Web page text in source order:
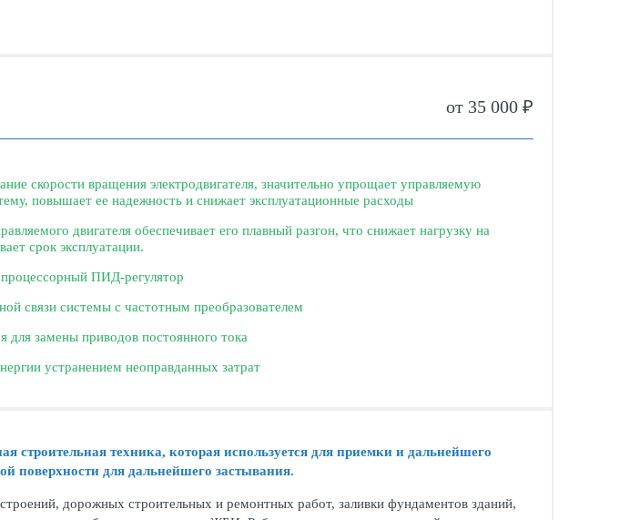
от 35 000 ₽
скорости вращения электродвигателя, значительно упрощает управляемую
повышает ее надежность и снижает эксплуатационные расходы
двигателя обеспечивает его плавный разгон, что снижает нагрузку на
срок эксплуатации.
ПИД-регулятор
связи системы с частотным преобразователем
для замены приводов постоянного тока
устранением неоправданных затрат
техника, которая используется для приемки и дальнейшего
поверхности для дальнейшего застывания.
дорожных строительных и ремонтных работ, заливки фундаментов зданий,